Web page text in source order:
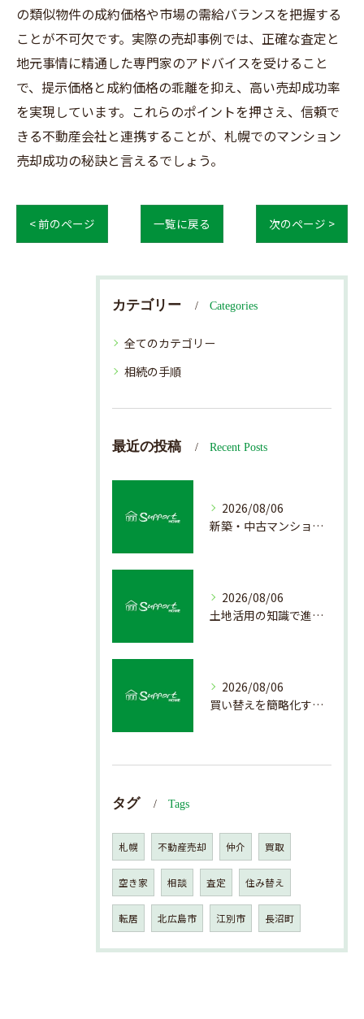
の類似物件の成約価格や市場の需給バランスを把握する
ことが不可欠です。実際の売却事例では、正確な査定と
地元事情に精通した専門家のアドバイスを受けること
で、提示価格と成約価格の乖離を抑え、高い売却成功率
を実現しています。これらのポイントを押さえ、信頼で
きる不動産会社と連携することが、札幌でのマンション
売却成功の秘訣と言えるでしょう。
< 前のページ 一覧に戻る 次のページ >
カテゴリー Categories
全てのカテゴリー
相続の手順
最近の投稿 Recent Posts
2026/08/06
新築・中古マンション売却の価値を見極める査定方法
2026/08/06
土地活用の知識で進める不動産売却成功法
2026/08/06
買い替えを簡略化する不動産売却の流れ解説
タグ Tags
札幌 不動産売却 仲介 買取
空き家 相談 査定 住み替え
転居 北広島市 江別市 長沼町